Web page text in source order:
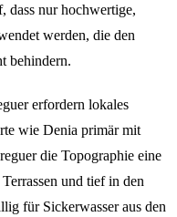
dass nur hochwertige,
werden, die den
behindern.
erfordern lokales
wie Denia primär mit
die Topographie eine
und tief in den
für Sickerwasser aus den